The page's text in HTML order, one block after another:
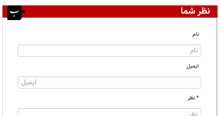
نظر شما
نام
ایمیل
* نظر